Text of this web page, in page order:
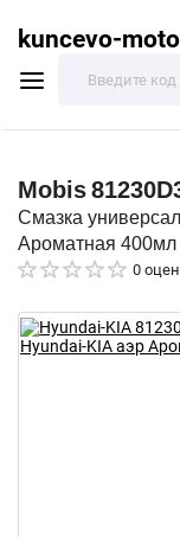
kuncevo-
Mobis
Смазка
Ароматная 400мл
0